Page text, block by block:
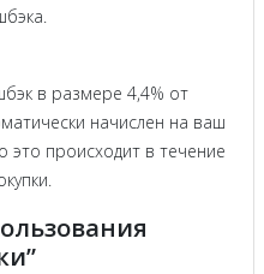
в размере 4,4% от
начислен на ваш
это происходит в течение